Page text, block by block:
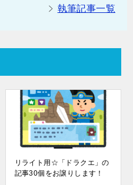
執筆記事一覧
リライト用☆「ドラクエ」の
記事30個をお譲りします！